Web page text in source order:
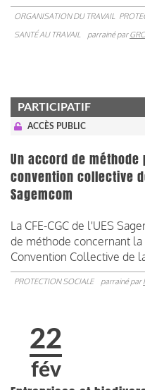
ORGANISATION DU TRAVAIL
SANTÉ AU TRAVAIL
parrainé par
PARTICIPATIF
ACCÈS PUBLIC
Un accord de
convention collective
Sagemcom
La CFE-CGC de l'UES
de méthode concernant
Convention Collective de
PROTECTION SOCIALE parrainé par
22
fév